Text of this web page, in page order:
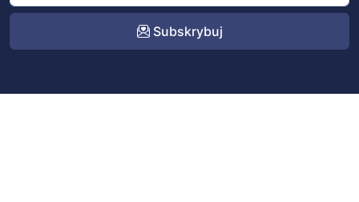
Subskrybuj